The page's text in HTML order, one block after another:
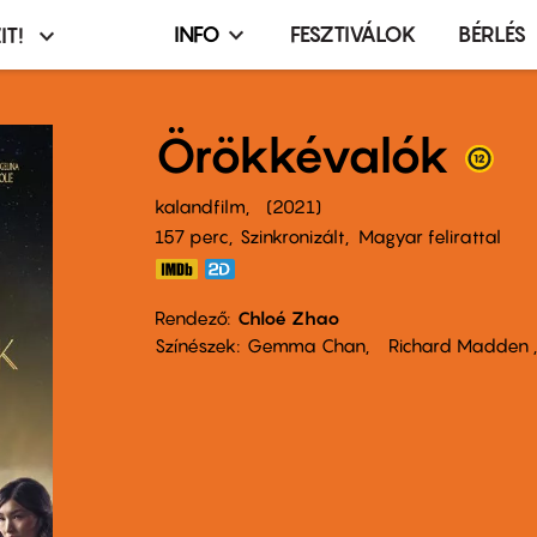
Infó,
terembérlés
menü
INFO FESZTIVÁLOK BÉRLÉS
Örökkévalók
kalandfilm
2021
157 perc,
Szinkronizált Magyar felirattal
Rendező Chloé Zhao
Színészek
Gemma Chan Richard Madden